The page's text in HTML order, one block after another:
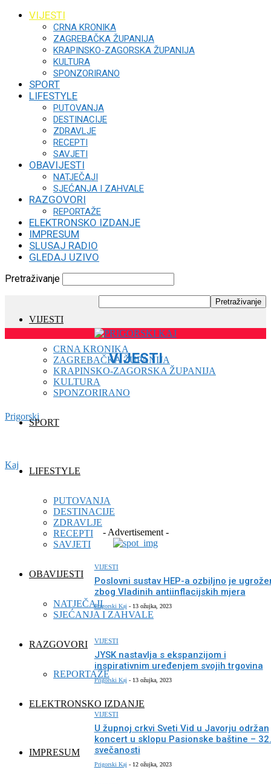
VIJESTI
CRNA KRONIKA
ZAGREBAČKA ŽUPANIJA
KRAPINSKO-ZAGORSKA ŽUPANIJA
KULTURA
SPONZORIRANO
SPORT
LIFESTYLE
PUTOVANJA
DESTINACIJE
ZDRAVLJE
RECEPTI
SAVJETI
OBAVIJESTI
NATJEČAJI
SJEĆANJA I ZAHVALE
RAZGOVORI
REPORTAŽE
ELEKTRONSKO IZDANJE
IMPRESUM
SLUSAJ RADIO
GLEDAJ UZIVO
Pretraživanje
Prigorski
Kaj
VIJESTI
CRNA KRONIKA
ZAGREBAČKA ŽUPANIJA
KRAPINSKO-ZAGORSKA ŽUPANIJA
KULTURA
SPONZORIRANO
SPORT
LIFESTYLE
PUTOVANJA
DESTINACIJE
ZDRAVLJE
RECEPTI
SAVJETI
OBAVIJESTI
NATJEČAJI
SJEĆANJA I ZAHVALE
RAZGOVORI
REPORTAŽE
ELEKTRONSKO IZDANJE
IMPRESUM
VIJESTI
- Advertisement -
VIJESTI
Poslovni sustav HEP-a ozbiljno je
zbog Vladinih antiinflacijskih mjera
Prigorski Kaj - 13 ožujka, 2023
VIJESTI
JYSK nastavlja s ekspanzijom i
inspirativnim uređenjem svojih trgovina
Prigorski Kaj - 13 ožujka, 2023
VIJESTI
U župnoj crkvi Sveti Vid u Javorju održan
koncert u sklopu Pasionske baštine – 32.
svečanosti
Prigorski Kaj - 12 ožujka, 2023